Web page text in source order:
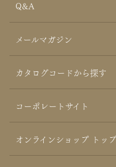
Q&A
メールマガジン
カタログコードから探す
コーポレートサイト
オンラインショップ トッ